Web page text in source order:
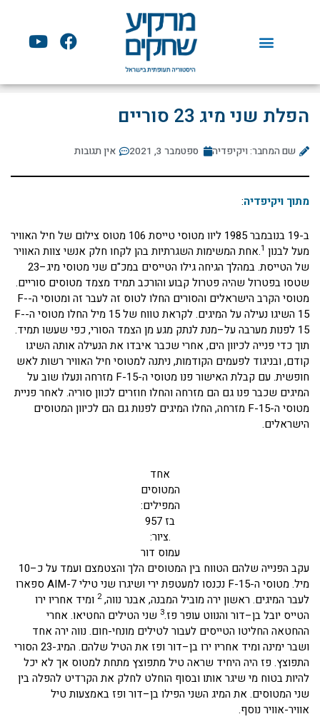
F
a
e
Y
o
t
הפלת שני מיג 23 סוריים
שם המחבר: ויקיפדיה ספטמבר 3, 2021 אין תגובות
מתוך ויקיפדיה:
ב-19 בנובמבר 1985 ליוו מטוסי טייסת 106 מטוס צילום של חיל האוויר
מעל לבנון 1.אחת המשימות השגרתיות בהן לקחו חלק אנשי צוות האוויר
של הטייסת. במהלך הגיחה גילו הטייסים במכ"ם שני מטוסי מיג–23
שטסו בפטרול שהיה פטרול קבוע והורכב תמיד מצמד מטוסים סוריים.
מטוסי הקרב הישראלים והסורים החלו לטוס זה לעבר זה ומטוסי ה-F-
15 השיגו נעילה על המיגים. לקראת טווח של 15 מיל החלו מטוסי ה-F-
15 לפנות מערבה על–מנת לנתק מגע מן הצמד הסורי, כפי שעשו תמיד.
תוך כדי פנייה לכיוון הים, אחרי שכבר איבדו את הנעילה אותה השיגו
קודם, ובניגוד לפעמים הקודמות, ניתנה למטוסי חיל האוויר רשות לאש
חופשית. עם קבלת האישור פנו מטוסי ה-F-15 מזרחה ונעלו שוב על
המיגים שכבר פנו גם הם מזרחה והחלו חוזרים לכוון סוריה. לאחר פניית
מטוסי ה-F-15 מזרחה, החלו המיגים לפנות גם הם לכיוון המטוסים
הישראלים.
אחד
המטוסים
המפילים:
בז 957
.ציור:
עמוס דור
עקב הפנייה שלהם הטווח בין המטוסים הלך והצטמצם ועמד על כ–10
מיל. מטוסי ה-F-15 נכנסו למעטפת ירי ושיגרו שני טילי AIM-7 ספארו
לעבר המיגים. ראשון ירה מוביל המבנה, אבנר נווה,2 ומיד אחריו ירו
הטייס יובל בן–דור והנווט עופר פז.3 שני הטילים החטיאו. אחרי
ההחטאה החליטו הטייסים לעבור לטילים מונחי-חום. נווה ירה אחד
ושבר ימינה ומיד אחריו ירו בן–דור ופז את הטיל שלהם. המיג-23 הסורי
התפוצץ. פז היה היחיד שראה טיל מתפוצץ מתחת למטוס אך לא יכל
להיות בטוח מי שיגר אותו ובסוף הוחלט לחלק את הקרדיט להפלה בין
שני המטוסים. את המיג השני הפילו בן–דור ופז באמצעות טיל
אוויר-אוויר נוסף.